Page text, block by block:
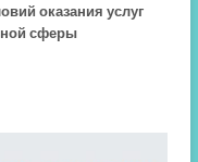
оказания услуг
сферы